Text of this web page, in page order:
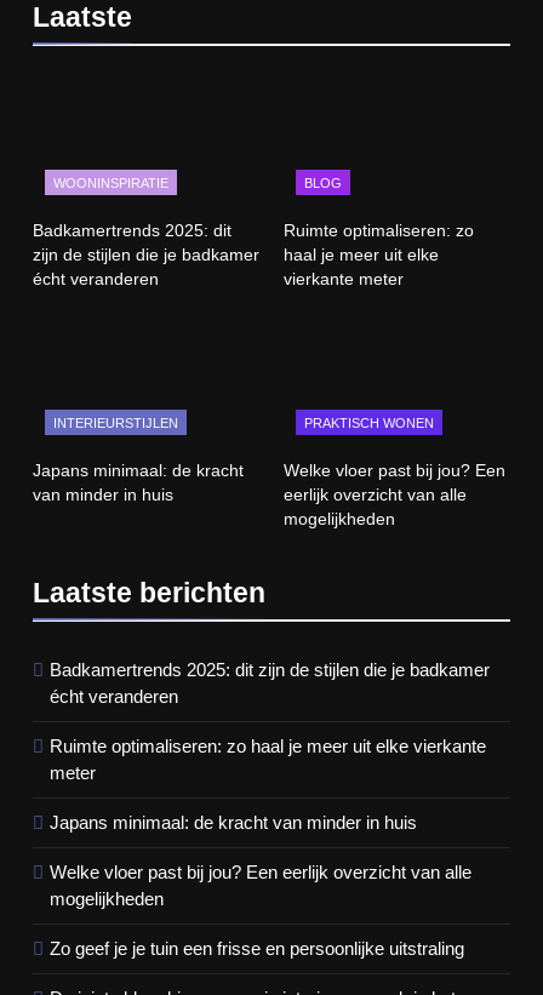
Laatste
WOONINSPIRATIE
Badkamertrends 2025: dit
zijn de stijlen die je badkamer
écht veranderen
BLOG
Ruimte optimaliseren: zo
haal je meer uit elke
vierkante meter
INTERIEURSTIJLEN
Japans minimaal: de kracht
van minder in huis
PRAKTISCH WONEN
Welke vloer past bij jou? Een
eerlijk overzicht van alle
mogelijkheden
Laatste berichten
Badkamertrends 2025: dit zijn de stijlen die je badkamer
écht veranderen
Ruimte optimaliseren: zo haal je meer uit elke vierkante
meter
Japans minimaal: de kracht van minder in huis
Welke vloer past bij jou? Een eerlijk overzicht van alle
mogelijkheden
Zo geef je je tuin een frisse en persoonlijke uitstraling